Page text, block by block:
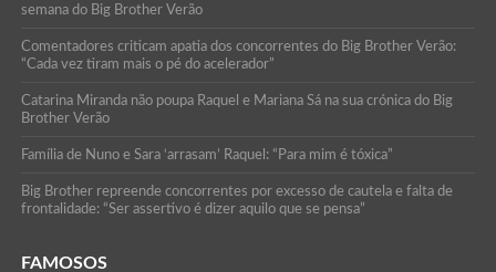
semana do Big Brother Verão
Comentadores criticam apatia dos concorrentes do Big Brother Verão:
“Cada vez tiram mais o pé do acelerador”
Catarina Miranda não poupa Raquel e Mariana Sá na sua crónica do Big
Brother Verão
Família de Nuno e Sara ‘arrasam’ Raquel: “Para mim é tóxica”
Big Brother repreende concorrentes por excesso de cautela e falta de
frontalidade: “Ser assertivo é dizer aquilo que se pensa”
FAMOSOS